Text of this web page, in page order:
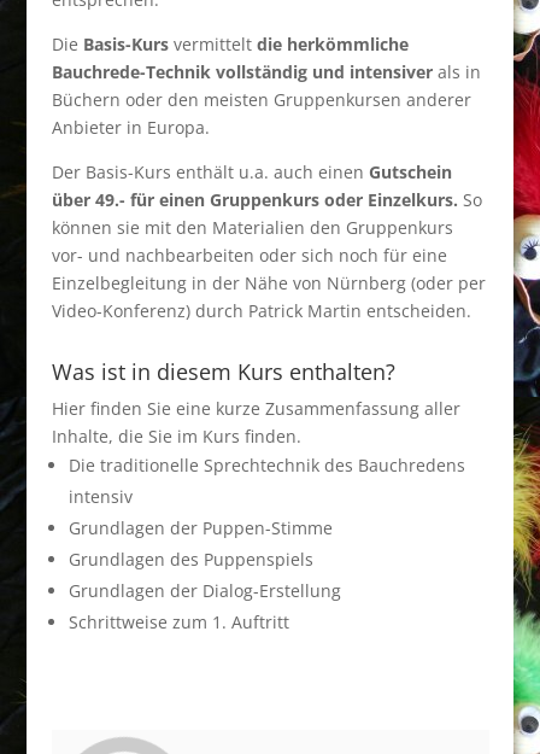
Die Basis-Kurs vermittelt die herkömmliche
Bauchrede-Technik vollständig und intensiver als in
Büchern oder den meisten Gruppenkursen anderer
Anbieter in Europa.
Der Basis-Kurs enthält u.a. auch einen Gutschein
über 49.- für einen Gruppenkurs oder Einzelkurs. So
können sie mit den Materialien den Gruppenkurs
vor- und nachbearbeiten oder sich noch für eine
Einzelbegleitung in der Nähe von Nürnberg (oder per
Video-Konferenz) durch Patrick Martin entscheiden.
Was ist in diesem Kurs enthalten?
Hier finden Sie eine kurze Zusammenfassung aller
Inhalte, die Sie im Kurs finden.
Die traditionelle Sprechtechnik des Bauchredens
intensiv
Grundlagen der Puppen-Stimme
Grundlagen des Puppenspiels
Grundlagen der Dialog-Erstellung
Schrittweise zum 1. Auftritt